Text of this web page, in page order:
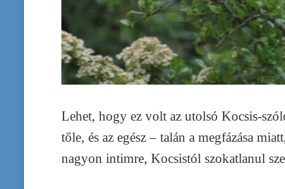
Lehet, hogy ez volt az utolsó Kocsis-
tőle, és az egész – talán a megfázása
nagyon intimre, Kocsistól szokatlanul